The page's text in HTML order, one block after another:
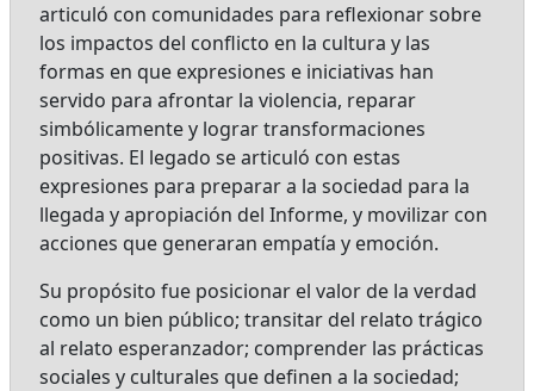
articuló con comunidades para reflexionar sobre
los impactos del conflicto en la cultura y las
formas en que expresiones e iniciativas han
servido para afrontar la violencia, reparar
simbólicamente y lograr transformaciones
positivas. El legado se articuló con estas
expresiones para preparar a la sociedad para la
llegada y apropiación del Informe, y movilizar con
acciones que generaran empatía y emoción.
Su propósito fue posicionar el valor de la verdad
como un bien público; transitar del relato trágico
al relato esperanzador; comprender las prácticas
sociales y culturales que definen a la sociedad;